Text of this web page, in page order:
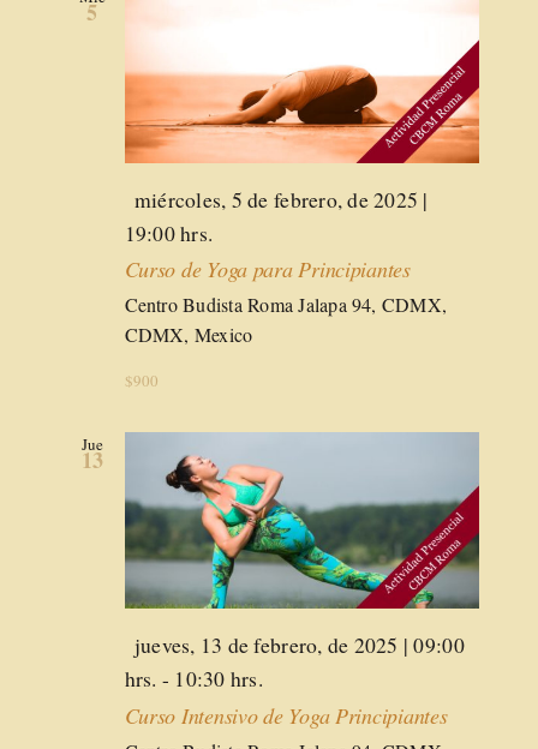
5
Destacado
miércoles, 5 de febrero, de 2025 |
19:00 hrs.
Curso de Yoga para Principiantes
Centro Budista RomaJalapa 94, CDMX,
CDMX, Mexico
$900
Jue
13
Destacado
jueves, 13 de febrero, de 2025 | 09:00
hrs. - 10:30 hrs.
Curso Intensivo de Yoga Principiantes